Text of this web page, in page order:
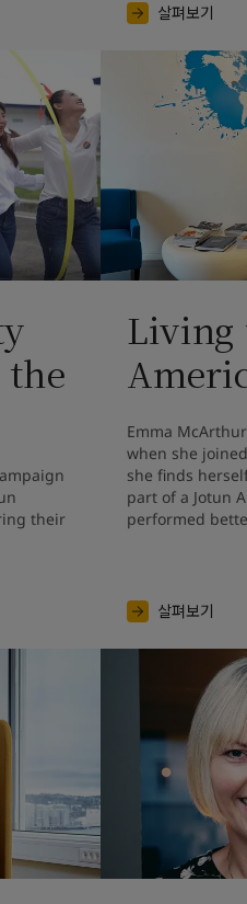
살펴보기
their
Living
Emma
when she
she finds
part of a Jotun
performed
살펴보기